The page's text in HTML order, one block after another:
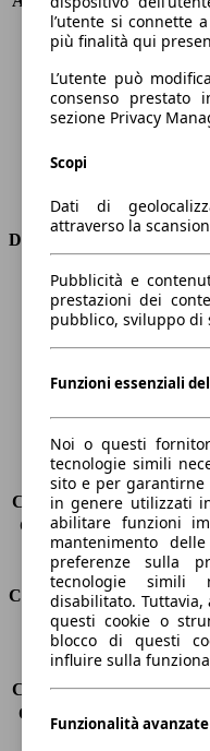
Velocità massima (km/h)
Numero di marce
Coppia
Cilindrata
Carburante
Trasmissione
Dimensioni
Lunghezza
Altezza
Larghezza
Peso massimo
Sedili
Carico sul tetto
Capacità di traino (senza
Capacità di traino (con
Volume del bagagliaio
Consumi
Emissioni di CO2*
Consumo (urbano)
Consumo (extra-urbano)
Consumo (combinato)*
l’utente si connette
più finalità qui
L’utente può
consenso prestato
sezione Privacy
Scopi
Dati di
attraverso la
Pubblicità e
prestazioni dei
pubblico, sviluppo di
Funzioni essenziali
Noi o questi
tecnologie simili
sito e per garantirne
in genere utilizzati
abilitare funzioni
mantenimento
preferenze sulla
tecnologie simili
disabilitato.
questi cookie o
blocco di questi
influire sulla
Funzionalità